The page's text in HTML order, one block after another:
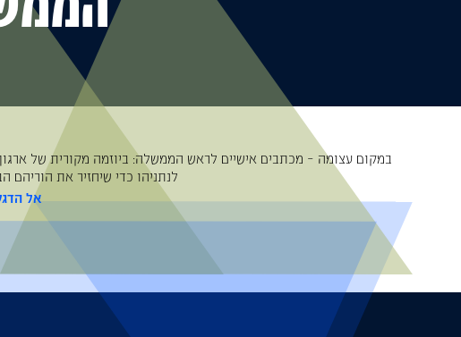
במקום עצומה – מכתבים אישיים לראש הממשלה: ביוזמה מקורית של
לנתניהו כדי שיחזיר את הוריהם
אל